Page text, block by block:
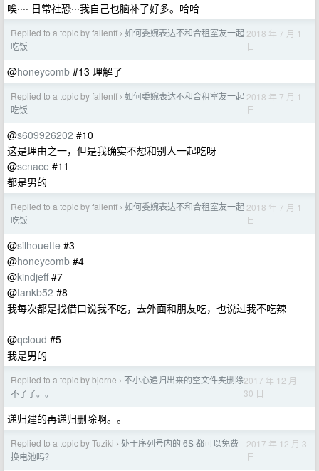
唉···· 日常社恐···我自己也脑补了好多。哈哈
Replied to a topic by fallenff › 如何委婉表达不和合租室友一起
吃饭
2018 年 7 月 1
日
@honeycomb #13 理解了
Replied to a topic by fallenff › 如何委婉表达不和合租室友一起
吃饭
2018 年 7 月 1
日
@s609926202 #10
这是理由之一，但是我确实不想和别人一起吃呀
@scnace #11
都是男的
Replied to a topic by fallenff › 如何委婉表达不和合租室友一起
吃饭
2018 年 7 月 1
日
@silhouette #3
@honeycomb #4
@kindjeff#7
@tankb52 #8
我每次都是找借口说我不吃，去外面和朋友吃，也说过我不吃辣
@qcloud #5
我是男的
Replied to a topic by bjorne › 不小心递归出来的空文件夹删除
不了了。。
2017 年 12 月
30 日
递归建的再递归删除啊。。
Replied to a topic by Tuziki › 处于序列号内的 6S 都可以免费
换电池吗？
2017 年 12 月 3
日